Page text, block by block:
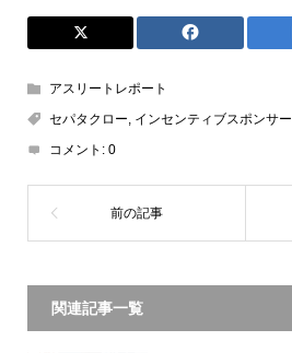
アスリートレポート
セパタクロー, インセンティブスポンサー
コメント: 0
関連記事一覧